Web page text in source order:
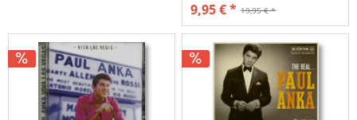
19,95 € *
9,95 € *